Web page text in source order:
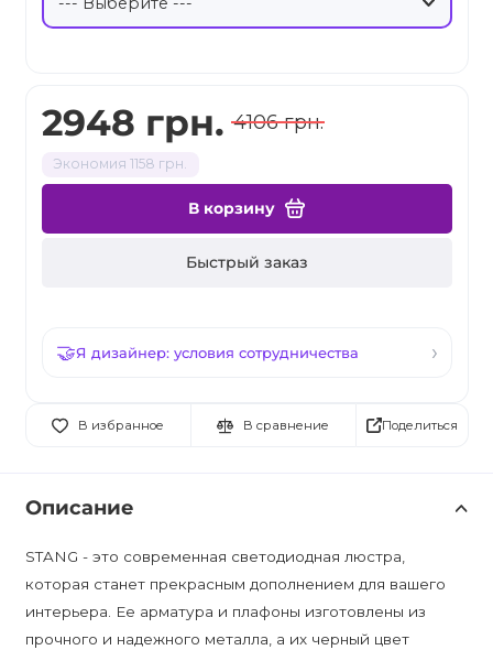
2948 грн. 4106 грн.
Экономия 1158 грн.
В корзину
Быстрый заказ
Я дизайнер: условия сотрудничества
В избранное В сравнение Поделиться
Описание
STANG - это современная светодиодная люстра,
которая станет прекрасным дополнением для вашего
интерьера. Ее арматура и плафоны изготовлены из
прочного и надежного металла, а их черный цвет